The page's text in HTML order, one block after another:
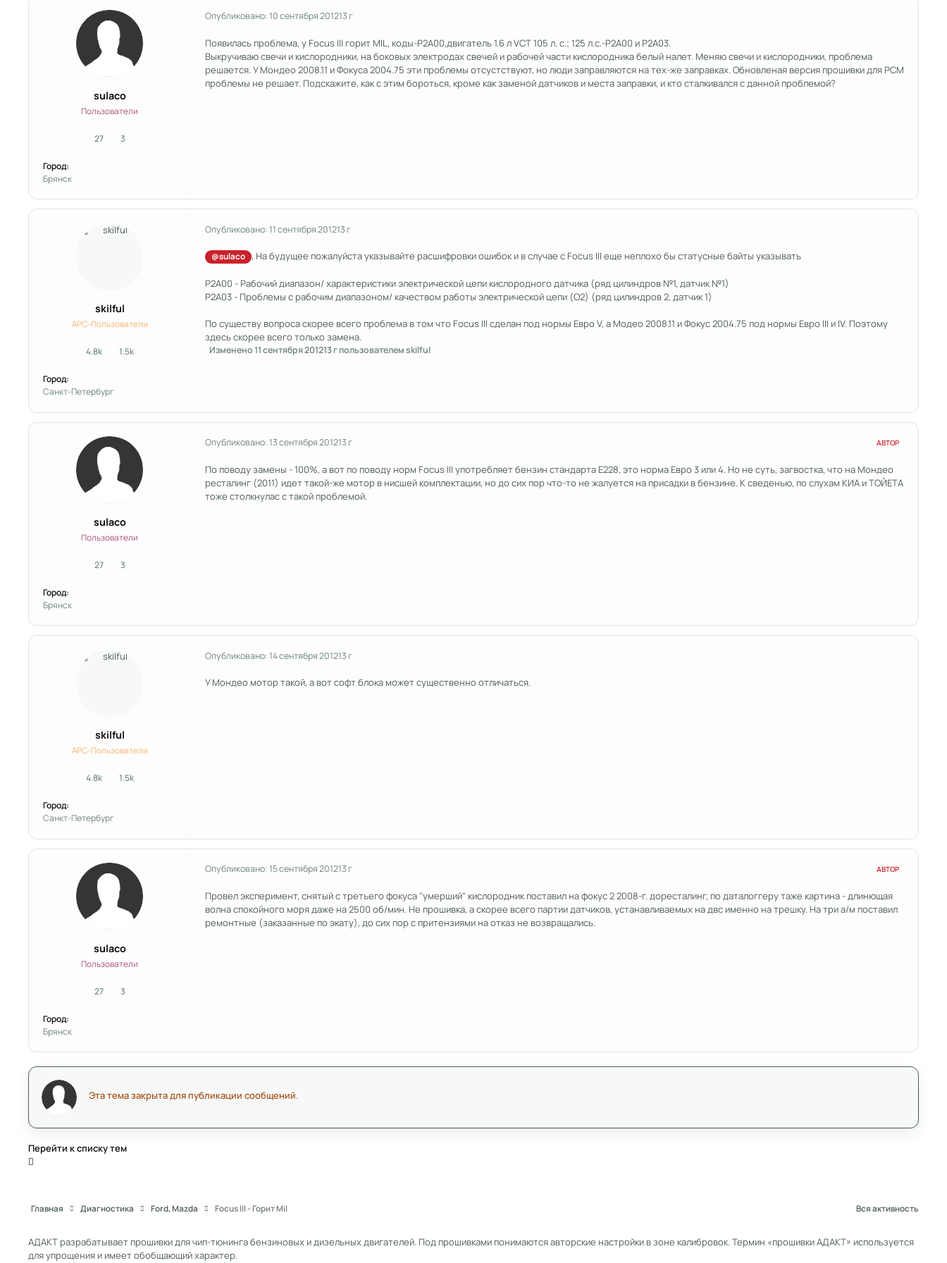
sulaco
Пользователи
27сообщения
3Репутация
Город:
Брянск
Опубликовано:10 сентября 201213 г
Появилась проблема, у Focus III горит MIL, коды-P2A00,двигатель 1.6 л VCT 105 л. с.; 125 л.с.-P2A00 и P2A03.
Выкручиваю свечи и кислородники, на боковых электродах свечей и рабочей части кислородника белый налет. Меняю свечи и кислородники, проблема
решается. У Мондео 2008.11 и Фокуса 2004.75 эти проблемы отсустствуют, но люди заправляются на тех-же заправках. Обновленая версия прошивки для PCM
проблемы не решает. Подскажите, как с этим бороться, кроме как заменой датчиков и места заправки, и кто сталкивался с данной проблемой?
skilful
APC-Пользователи
4.8kсообщения
1.5kРепутация
Город:
Санкт-Петербург
Опубликовано:11 сентября 201213 г
@sulaco , На будущее пожалуйста указывайте расшифровки ошибок и в случае с Focus III еще неплохо бы статусные байты указывать
P2A00 - Рабочий диапазон/ характеристики электрической цепи кислородного датчика (ряд цилиндров №1, датчик №1)
P2A03 - Проблемы с рабочим диапазоном/ качеством работы электрической цепи (O2) (ряд цилиндров 2, датчик 1)
По существу вопроса скорее всего проблема в том что Focus III сделан под нормы Евро V, а Модео 2008.11 и Фокус 2004.75 под нормы Евро III и IV. Поэтому
здесь скорее всего только замена.
Изменено11 сентября 201213 гпользователем skilful
sulaco
Пользователи
27сообщения
3Репутация
Город:
Брянск
Опубликовано:13 сентября 201213 г АВТОР
По поводу замены - 100%, а вот по поводу норм Focus III употребляет бензин стандарта E228, это норма Евро 3 или 4. Но не суть, загвостка, что на Мондео
ресталинг (2011) идет такой-же мотор в нисшей комплектации, но до сих пор что-то не жалуется на присадки в бензине. К сведенью, по слухам КИА и ТОЙЕТА
тоже столкнулас с такой проблемой.
skilful
APC-Пользователи
4.8kсообщения
1.5kРепутация
Город:
Санкт-Петербург
Опубликовано:14 сентября 201213 г
У Мондео мотор такой, а вот софт блока может существенно отличаться.
sulaco
Пользователи
27сообщения
3Репутация
Город:
Брянск
Опубликовано:15 сентября 201213 г АВТОР
Провел эксперимент, снятый с третьего фокуса "умерший" кислородник поставил на фокус 2 2008-г. доресталинг, по даталоггеру таже картина - длинющая
волна спокойного моря даже на 2500 об/мин. Не прошивка, а скорее всего партии датчиков, устанавливаемых на двс именно на трешку. На три а/м поставил
ремонтные (заказанные по экату), до сих пор с притензиями на отказ не возвращались.
Эта тема закрыта для публикации сообщений.
Перейти к списку тем
Главная Диагностика Ford, Mazda Focus III - Горит Mil Вся активность
АДАКТ разрабатывает прошивки для чип-тюнинга бензиновых и дизельных двигателей. Под прошивками понимаются авторские настройки в зоне калибровок. Термин «прошивки АДАКТ» используется
для упрощения и имеет обобщающий характер.